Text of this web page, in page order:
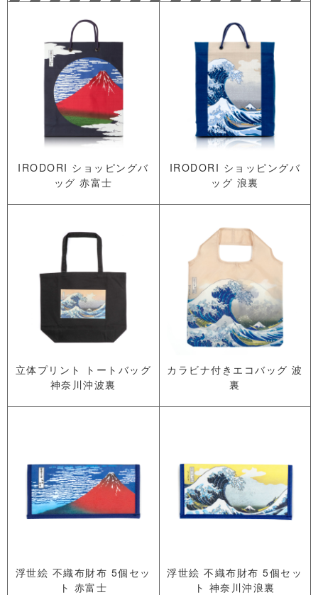
IRODORI ショッピングバ
ッグ 赤富士
IRODORI ショッピングバ
ッグ 浪裏
立体プリント トートバッグ
神奈川沖波裏
カラビナ付きエコバッグ 波
裏
浮世絵 不織布財布 5個セッ
ト 赤富士
浮世絵 不織布財布 5個セッ
ト 神奈川沖浪裏